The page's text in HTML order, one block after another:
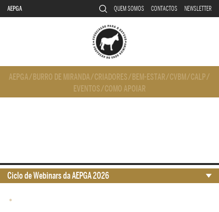
AEPGA QUEM SOMOS CONTACTOS NEWSLETTER
AEPGA/ BURRO DE MIRANDA/CRIADORES/ BEM-ESTAR/CVBM/CALP/
EVENTOS/COMO APOIAR
•
Ciclo de Webinars da AEPGA 2026